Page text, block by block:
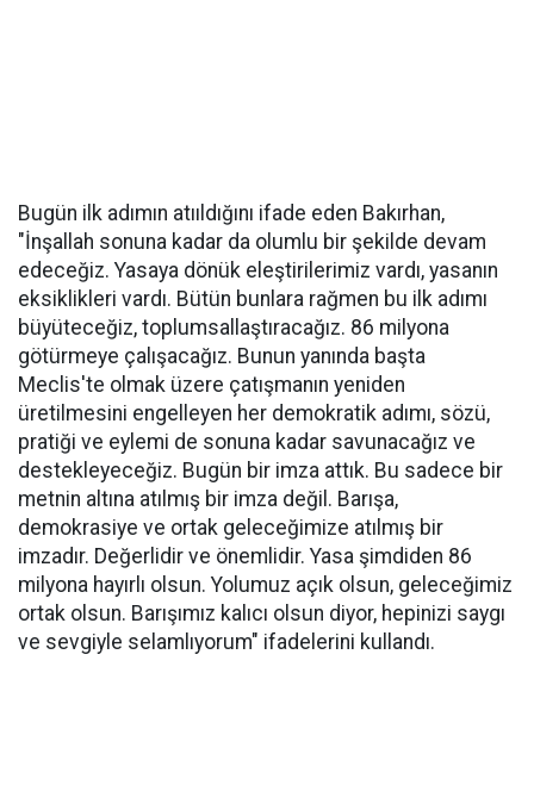
Bugün ilk adımın atııldığını ifade eden Bakırhan,
"İnşallah sonuna kadar da olumlu bir şekilde devam
edeceğiz. Yasaya dönük eleştirilerimiz vardı, yasanın
eksiklikleri vardı. Bütün bunlara rağmen bu ilk adımı
büyüteceğiz, toplumsallaştıracağız. 86 milyona
götürmeye çalışacağız. Bunun yanında başta
Meclis'te olmak üzere çatışmanın yeniden
üretilmesini engelleyen her demokratik adımı, sözü,
pratiği ve eylemi de sonuna kadar savunacağız ve
destekleyeceğiz. Bugün bir imza attık. Bu sadece bir
metnin altına atılmış bir imza değil. Barışa,
demokrasiye ve ortak geleceğimize atılmış bir
imzadır. Değerlidir ve önemlidir. Yasa şimdiden 86
milyona hayırlı olsun. Yolumuz açık olsun, geleceğimiz
ortak olsun. Barışımız kalıcı olsun diyor, hepinizi saygı
ve sevgiyle selamlıyorum" ifadelerini kullandı.